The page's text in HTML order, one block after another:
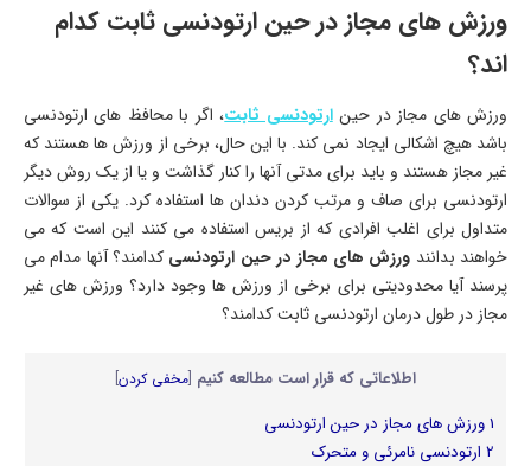
ورزش های مجاز در حین ارتودنسی ثابت کدام
اند؟
ورزش های مجاز در حینارتودنسی ثابت، اگر با محافظ های ارتودنسی
باشد هیچ اشکالی ایجاد نمی کند. با این حال، برخی از ورزش ها هستند که
غیر مجاز هستند و باید برای مدتی آنها را کنار گذاشت و یا از یک روش دیگر
ارتودنسی برای صاف و مرتب کردن دندان ها استفاده کرد. یکی از سوالات
متداول برای اغلب افرادی که از بریس استفاده می کنند این است که می
خواهند بدانند ورزش های مجاز در حین ارتودنسی کدامند؟ آنها مدام می
پرسند آیا محدودیتی برای برخی از ورزش ها وجود دارد؟ ورزش های غیر
مجاز در طول درمان ارتودنسی ثابت کدامند؟
اطلاعاتی که قرار است مطالعه کنیم [مخفی کردن]
1ورزش های مجاز در حین ارتودنسی
2 ارتودنسی نامرئی و متحرک